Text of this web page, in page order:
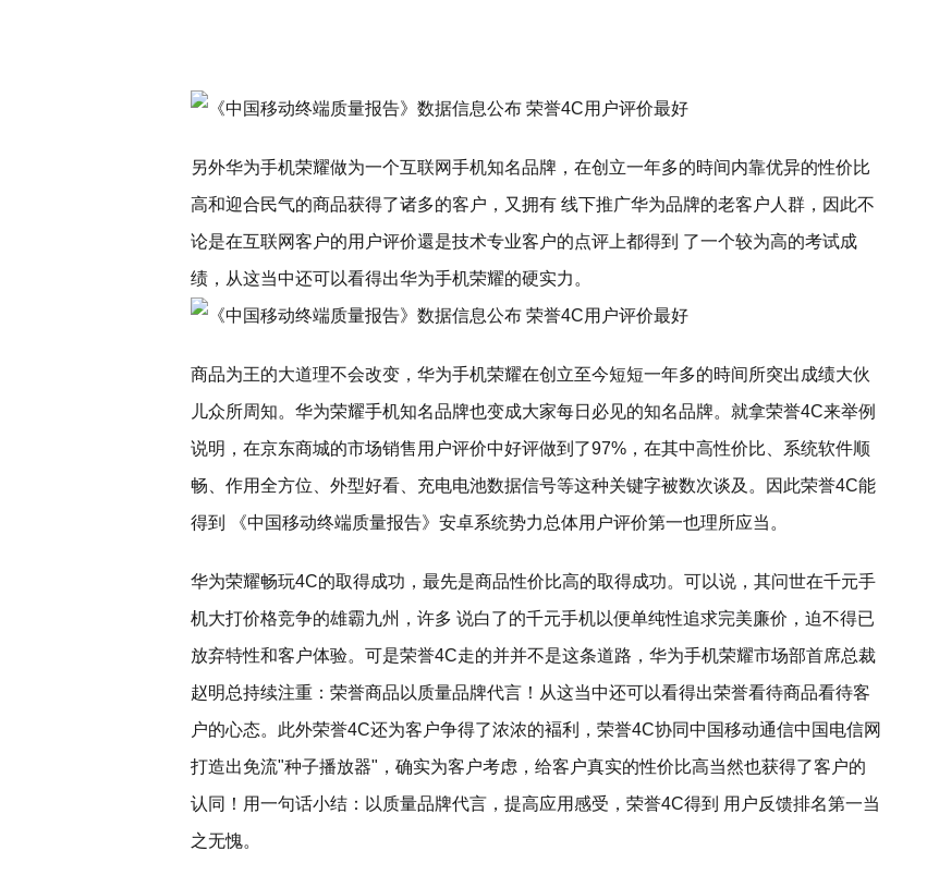
另外华为手机荣耀做为一个互联网手机知名品牌，在创立一年多的時间内靠优异的性价比
高和迎合民气的商品获得了诸多的客户，又拥有 线下推广华为品牌的老客户人群，因此不
论是在互联网客户的用户评价還是技术专业客户的点评上都得到 了一个较为高的考试成
绩，从这当中还可以看得出华为手机荣耀的硬实力。
商品为王的大道理不会改变，华为手机荣耀在创立至今短短一年多的時间所突出成绩大伙
儿众所周知。华为荣耀手机知名品牌也变成大家每日必见的知名品牌。就拿荣誉4C来举例
说明，在京东商城的市场销售用户评价中好评做到了97%，在其中高性价比、系统软件顺
畅、作用全方位、外型好看、充电电池数据信号等这种关键字被数次谈及。因此荣誉4C能
得到 《中国移动终端质量报告》安卓系统势力总体用户评价第一也理所应当。
华为荣耀畅玩4C的取得成功，最先是商品性价比高的取得成功。可以说，其问世在千元手
机大打价格竞争的雄霸九州，许多 说白了的千元手机以便单纯性追求完美廉价，迫不得已
放弃特性和客户体验。可是荣誉4C走的并并不是这条道路，华为手机荣耀市场部首席总裁
赵明总持续注重：荣誉商品以质量品牌代言！从这当中还可以看得出荣誉看待商品看待客
户的心态。此外荣誉4C还为客户争得了浓浓的褔利，荣誉4C协同中国移动通信中国电信网
打造出免流"种子播放器"，确实为客户考虑，给客户真实的性价比高当然也获得了客户的
认同！用一句话小结：以质量品牌代言，提高应用感受，荣誉4C得到 用户反馈排名第一当
之无愧。